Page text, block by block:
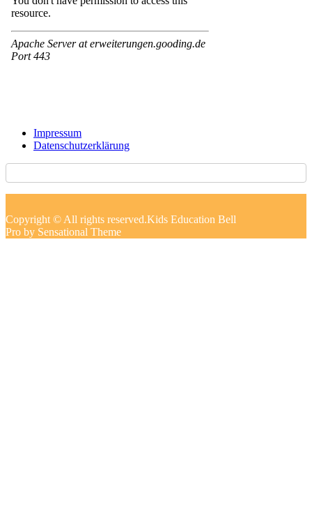
Impressum
Datenschutzerklärung
Copyright © All rights reserved.Kids Education Bell
Pro by Sensational Theme